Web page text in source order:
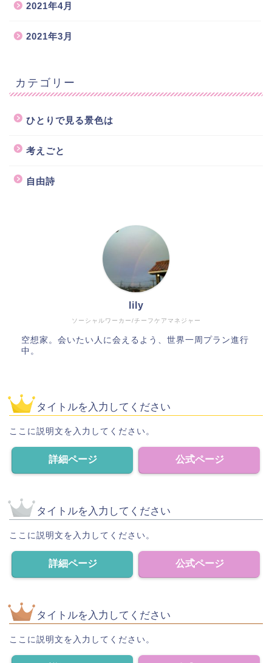
2021年4月
2021年3月
カテゴリー
ひとりで見る景色は
考えごと
自由詩
ソーシャルワーカー/チーフケアマネジャー
lily
空想家。会いたい人に会えるよう、世界一周プラン進行
中。
タイトルを入力してください
ここに説明文を入力してください。
詳細ページ 公式ページ
タイトルを入力してください
ここに説明文を入力してください。
詳細ページ 公式ページ
タイトルを入力してください
ここに説明文を入力してください。